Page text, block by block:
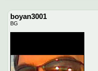
boyan3001
BG